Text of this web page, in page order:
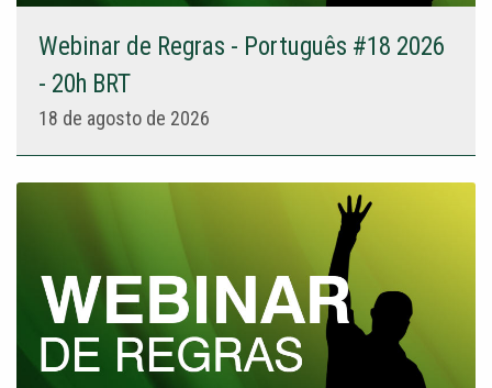
Webinar de Regras - Português #18 2026
- 20h BRT
18 de agosto de 2026